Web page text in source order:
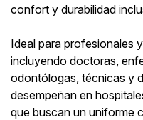
confort y durabilidad
Ideal para profesionales
incluyendo doctoras,
odontólogas, técnicas y
desempeñan en
que buscan un uniforme